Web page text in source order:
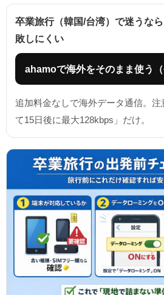
卒業旅行（韓国/台湾）で迷うな
敗しにくい
ahamoで海外をそのまま使う（
追加料金なしで海外データ通信。
て15日後に最大128kbps」だけ。